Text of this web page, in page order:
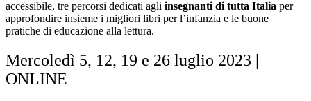
accessibile, tre percorsi dedicati agli insegnanti di tutta Italia per
approfondire insieme i migliori libri per l’infanzia e le buone
pratiche di educazione alla lettura.
Mercoledì 5, 12, 19 e 26 luglio 2023 |
ONLINE